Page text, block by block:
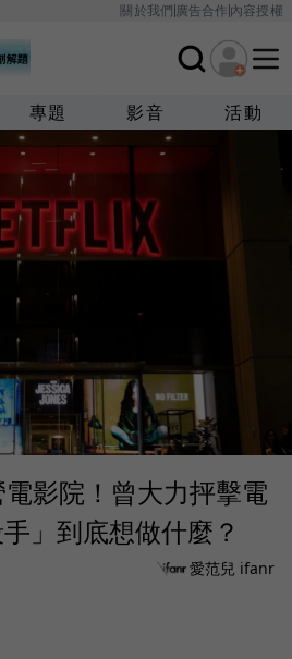
關於我們廣告合作內容授權
專題 影音 活動
影院！曾大力抨擊電
」到底想做什麼？
愛范兒 ifanr